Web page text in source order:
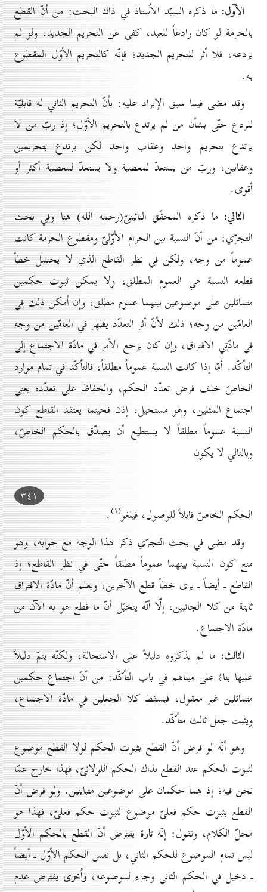
الأوّل: ما ذكره السيّد الاُستاذ في ذاك البحث: من أنّ القطع
بالحرمة لو كان رادعاً للعبد، كفى عن التحريم الجديد، ولو لم
يردعه، فلا أثر للتحريم الجديد؛ فإنّه كالتحريم الأوّل المقطوع
به.
وقد مضى فيما سبق الإيراد عليه: بأنّ التحريم الثاني له قابليّة
للردع حتّى بشأن من لم يرتدع بالتحريم الأوّل؛ إذ ربّ من لا
يرتدع بتحريم واحد وعقاب واحد لكن يرتدع بتحريمين
وعقابين، وربّ من يستعدّ لمعصية ولا يستعدّ لمعصية أكثر أو
أقوى.
الثاني: ما ذكره المحقّق النائينىّ(رحمه الله) هنا وفي بحث
التجرّي: من أنّ النسبة بين الحرام الأوّلىّ ومقطوع الحرمة كانت
عموماً من وجه، ولكن في نظر القاطع الذي لا يحتمل خطأ
قطعه النسبة هي العموم المطلق، ولا يمكن ثبوت حكمين
متماثلين على موضوعين بينهما عموم مطلق، وإن أمكن ذلك في
العامّين من وجه؛ ذلك لأنّ أثر التعدّد يظهر في العامّين من وجه
في مادّتي الافتراق، وإن كان يرجع الأمر في مادّة الاجتماع إلى
التأكّد. أمّا إذا كانت النسبة عموماً مطلقاً، فالتأكّد في تمام موارد
الخاصّ خلف فرض تعدّد الحكم، والحفاظ على تعدّده يعني
اجتماع المثلين، وهو مستحيل، إذن فحينما يعتقد القاطع كون
النسبة عموماً مطلقاً لا يستطيع أن يصدّق بالحكم الخاصّ،
وبالتالي لا يكون
۳٤۱
الحكم الخاصّ قابلاً للوصول، فيلغو(۱) .
وقد مضى في بحث التجرّي ذكر هذا الوجه مع جوابه، وهو
منع كون النسبة بينهما عموماً مطلقاً حتّى في نظر القاطع؛ إذ
القاطع ـ أيضاً ـ يرى خطأ قطع الآخرين، ويعلم أنّ مادّة الافتراق
ثابتة من كلا الجانبين، إلّا أنّه يتخيّل أنّ ما قطع هو به الآن من
مادّة الاجتماع.
الثالث: ما لم يذكروه دليلاً على الاستحالة، ولكنّه يتمّ دليلاً
عليها بناءً على مبناهم في باب التأكّد: من أنّ اجتماع حكمين
متماثلين غير معقول، فيسقط كلا الجعلين في مادّة الاجتماع،
ويثبت جعل ثالث متأكّد.
وهو أنّه لو فرض أنّ القطع بثبوت الحكم لولا القطع موضوع
لثبوت الحكم عند القطع بذاك الحكم اللولائىّ، فهذا خارج عمّا
نحن فيه؛ إذ هما حكمان على موضوعين متباينين. ولو فرض أنّ
القطع بثبوت حكم فعلىّ موضوع لثبوت حكم فعلىّ، فهذا هو
محلّ الكلام، ونقول: إنّهتارة يفترض أنّ القطع بالحكم الأوّل
ليس تمام الموضوع للحكم الثاني، بل نفس الحكم الأوّل ـ أيضاً
ـ دخيل في الحكم الثاني وجزء لموضوعه،واُخرى يفترض عدم